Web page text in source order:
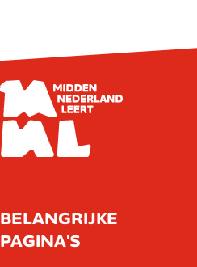
BELANGRIJKE
PAGINA'S